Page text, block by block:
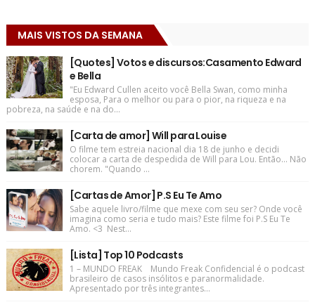
MAIS VISTOS DA SEMANA
[Quotes] Votos e discursos:Casamento Edward
e Bella
"Eu Edward Cullen aceito você Bella Swan, como minha
esposa, Para o melhor ou para o pior, na riqueza e na
pobreza, na saúde e na do...
[Carta de amor] Will para Louise
O filme tem estreia nacional dia 18 de junho e decidi
colocar a carta de despedida de Will para Lou. Então... Não
chorem. "Quando ...
[Cartas de Amor] P.S Eu Te Amo
Sabe aquele livro/filme que mexe com seu ser? Onde você
imagina como seria e tudo mais? Este filme foi P.S Eu Te
Amo. <3 Nest...
[Lista] Top 10 Podcasts
1 – MUNDO FREAK Mundo Freak Confidencial é o podcast
brasileiro de casos insólitos e paranormalidade.
Apresentado por três integrantes...